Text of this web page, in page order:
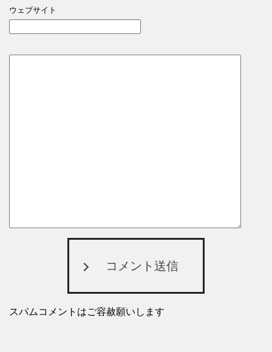
ウェブサイト
コメント送信
スパムコメントはご容赦願いします